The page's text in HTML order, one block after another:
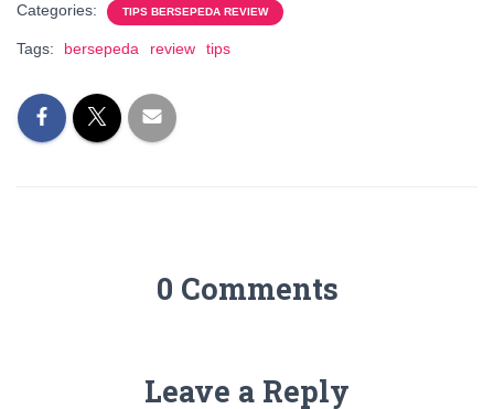
Categories: TIPS BERSEPEDA REVIEW
Tags: bersepeda review tips
0 Comments
Leave a Reply